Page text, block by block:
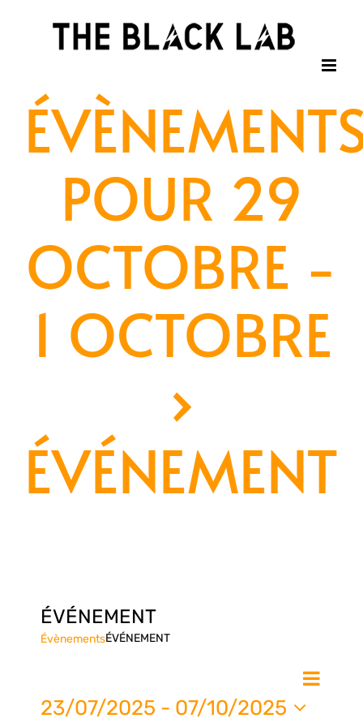
POUR 29
OCTOBRE -
1 OCTOBRE
›
ÉVÉNEMENT
ÉVÉNEMENT
ÉvènementsÉVÉNEMENT
Liste
23/07/2025 - 07/10/2025